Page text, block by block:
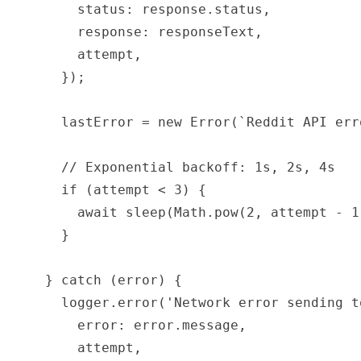
        status: response.status,
        response: responseText,
        attempt,
      });
lastError = new Error(`Reddit API
      // Exponential backoff: 1s, 2s, 4s
      if (attempt < 3) {
await sleep(Math.pow(2, attempt -
      }
    } catch (error) {
logger.error('Network error sending
        error: error.message,
        attempt,